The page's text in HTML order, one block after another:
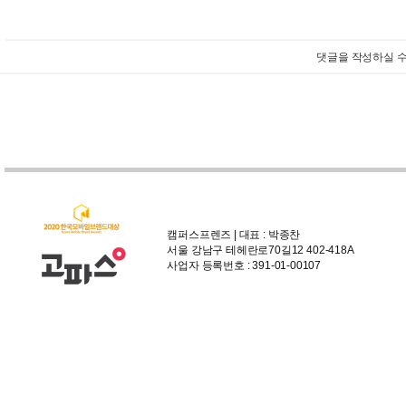
댓글을 작성하실
캠퍼스프렌즈 | 대표 : 박종찬
서울 강남구 테헤란로70길12 402-418A
사업자 등록번호 : 391-01-00107